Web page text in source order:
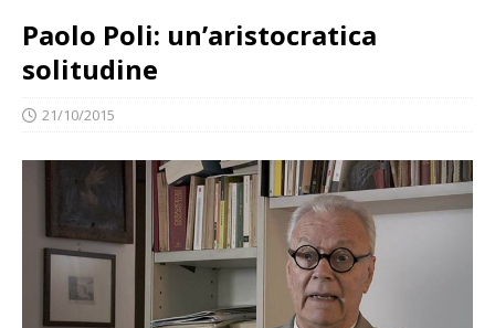
Paolo Poli: un’aristocratica
solitudine
21/10/2015